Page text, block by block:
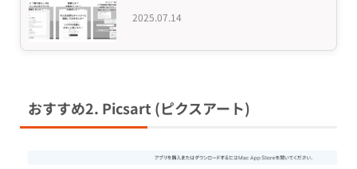
2025.07.14
おすすめ2. Picsart (ピクスアート)